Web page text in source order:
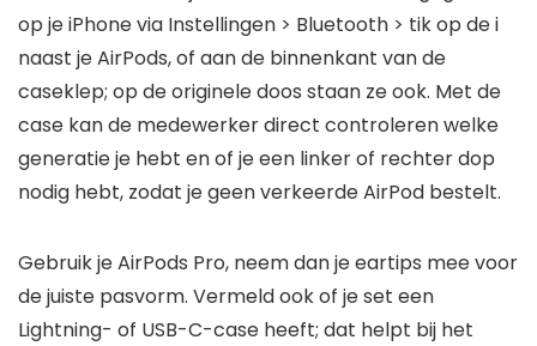
op je iPhone via Instellingen > Bluetooth > tik op de i
naast je AirPods, of aan de binnenkant van de
caseklep; op de originele doos staan ze ook. Met de
case kan de medewerker direct controleren welke
generatie je hebt en of je een linker of rechter dop
nodig hebt, zodat je geen verkeerde AirPod bestelt.
Gebruik je AirPods Pro, neem dan je eartips mee voor
de juiste pasvorm. Vermeld ook of je set een
Lightning- of USB-C-case heeft; dat helpt bij het